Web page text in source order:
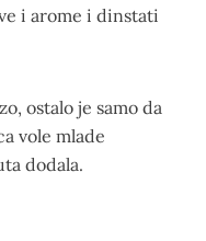
i arome i dinstati
ostalo je samo da
vole mlade
dodala.